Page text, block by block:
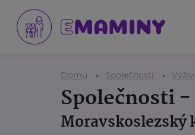
Domů Společnosti
Společnosti